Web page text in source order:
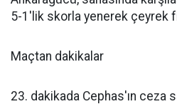
5-1'lik skorla yenerek çeyrek
Maçtan dakikalar
23. dakikada Cephas'ın ceza